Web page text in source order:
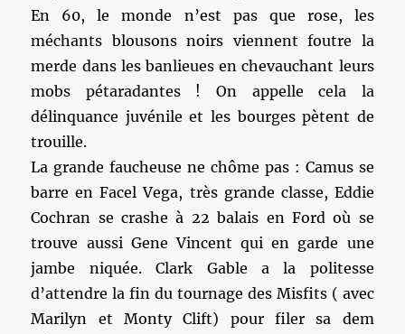
En 60, le monde n’est pas que rose, les
méchants blousons noirs viennent foutre la
merde dans les banlieues en chevauchant leurs
mobs pétaradantes ! On appelle cela la
délinquance juvénile et les bourges pètent de
trouille.
La grande faucheuse ne chôme pas : Camus se
barre en Facel Vega, très grande classe, Eddie
Cochran se crashe à 22 balais en Ford où se
trouve aussi Gene Vincent qui en garde une
jambe niquée. Clark Gable a la politesse
d’attendre la fin du tournage des Misfits ( avec
Marilyn et Monty Clift) pour filer sa dem